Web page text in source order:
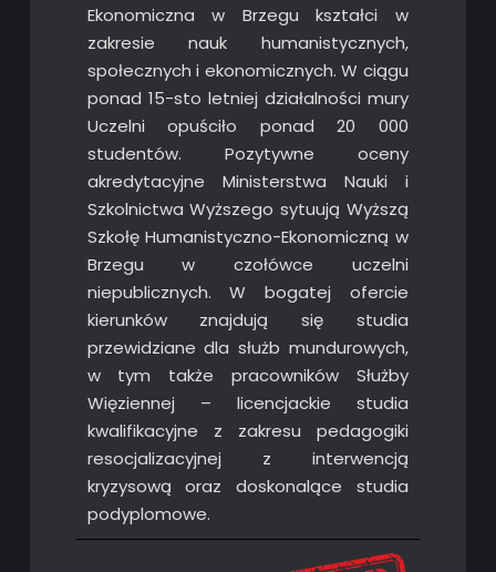
Ekonomiczna w Brzegu kształci w
zakresie nauk humanistycznych,
społecznych i ekonomicznych. W ciągu
ponad 15-sto letniej działalności mury
Uczelni opuściło ponad 20 000
studentów. Pozytywne oceny
akredytacyjne Ministerstwa Nauki i
Szkolnictwa Wyższego sytuują Wyższą
Szkołę Humanistyczno-Ekonomiczną w
Brzegu w czołówce uczelni
niepublicznych. W bogatej ofercie
kierunków znajdują się studia
przewidziane dla służb mundurowych,
w tym także pracowników Służby
Więziennej – licencjackie studia
kwalifikacyjne z zakresu pedagogiki
resocjalizacyjnej z interwencją
kryzysową oraz doskonalące studia
podyplomowe.